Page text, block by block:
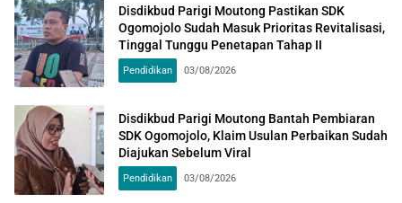
Disdikbud Parigi Moutong Pastikan SDK
Ogomojolo Sudah Masuk Prioritas Revitalisasi,
Tinggal Tunggu Penetapan Tahap II
Pendidikan 03/08/2026
Disdikbud Parigi Moutong Bantah Pembiaran
SDK Ogomojolo, Klaim Usulan Perbaikan Sudah
Diajukan Sebelum Viral
Pendidikan 03/08/2026